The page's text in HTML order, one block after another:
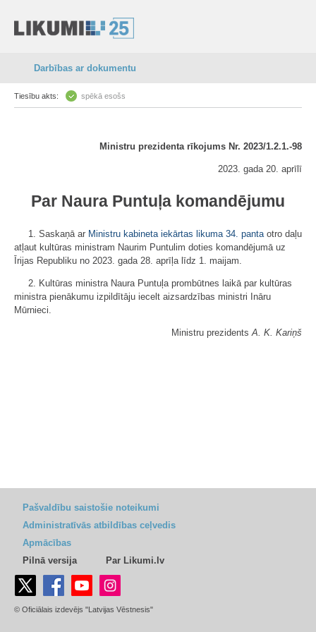
Darbības ar dokumentu
Tiesību akts: spēkā esošs
Ministru prezidenta rīkojums Nr. 2023/1.2.1.-98
2023. gada 20. aprīlī
Par Naura Puntuļa komandējumu
1. Saskaņā ar Ministru kabineta iekārtas likuma 34. pantaotro daļu
atļaut kultūras ministram Naurim Puntulim doties komandējumā uz
Īrijas Republiku no 2023. gada 28. aprīļa līdz 1. maijam.
2. Kultūras ministra Naura Puntuļa prombūtnes laikā par kultūras
ministra pienākumu izpildītāju iecelt aizsardzības ministri Ināru
Mūrnieci.
Ministru prezidentsA. K. Kariņš
Pašvaldību saistošie noteikumi
Administratīvās atbildības ceļvedis
Apmācības
Pilnā versija
Par Likumi.lv
© Oficiālais izdevējs "Latvijas Vēstnesis"